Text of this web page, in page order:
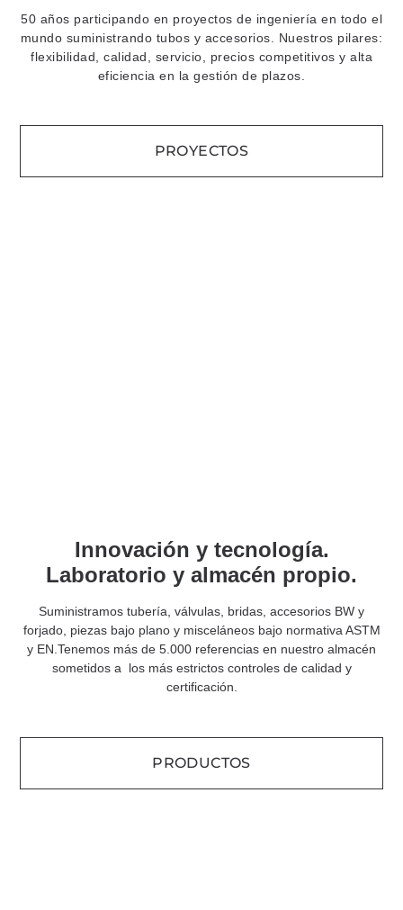
50 años participando en proyectos de ingeniería en todo el
mundo suministrando tubos y accesorios. Nuestros pilares:
flexibilidad, calidad, servicio, precios competitivos y alta
eficiencia en la gestión de plazos.
PROYECTOS
Innovación y tecnología.
Laboratorio y almacén propio.
Suministramos tubería, válvulas, bridas, accesorios BW y
forjado, piezas bajo plano y misceláneos bajo normativa ASTM
y EN.Tenemos más de 5.000 referencias en nuestro almacén
sometidos a los más estrictos controles de calidad y
certificación.
PRODUCTOS